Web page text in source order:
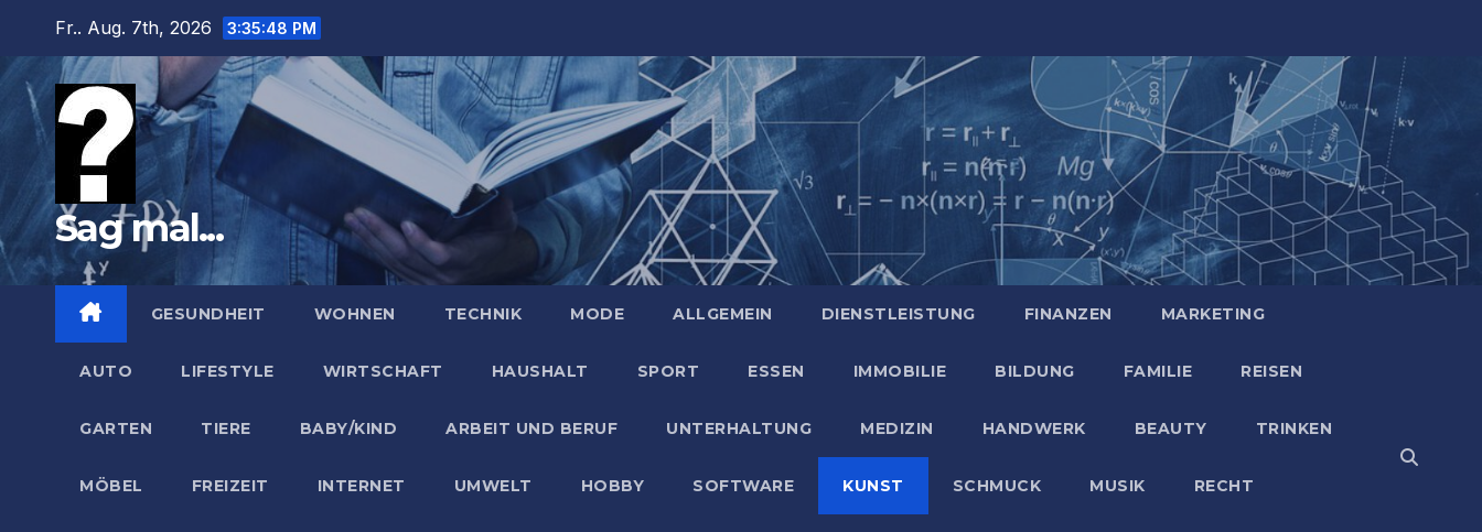
springen
Fr.. Aug. 7th, 2026 3:35:50 PM
Sag mal...
GESUNDHEIT WOHNEN TECHNIK MODE ALLGEMEIN DIENSTLEISTUNG FINANZEN MARKETING
AUTO LIFESTYLE WIRTSCHAFT HAUSHALT SPORT ESSEN IMMOBILIE BILDUNG FAMILIE REISEN
GARTEN TIERE BABY/KIND ARBEIT UND BERUF UNTERHALTUNG MEDIZIN HANDWERK BEAUTY TRINKEN
MÖBEL FREIZEIT INTERNET UMWELT HOBBY SOFTWARE KUNST SCHMUCK MUSIK RECHT